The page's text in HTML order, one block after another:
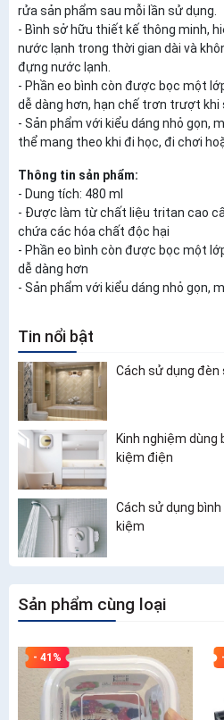
rửa sản phẩm sau mỗi lần sử dụng.
- Bình sở hữu thiết kế thông minh,
nước lạnh trong thời gian dài và
đựng nước lạnh.
- Phần eo bình còn được bọc một
dễ dàng hơn, hạn chế trơn trượt khi
- Sản phẩm với kiểu dáng nhỏ gọn,
thể mang theo khi đi học, đi chơi
Thông tin sản phẩm:
- Dung tích: 480 ml
- Được làm từ chất liệu tritan cao
chứa các hóa chất độc hại
- Phần eo bình còn được bọc một
dễ dàng hơn
- Sản phẩm với kiểu dáng nhỏ gọn,
Tin nổi bật
Cách sử dụng
Kinh nghiệm dùng
kiệm điện
Cách sử dụng
kiệm
Sản phẩm cùng loại
- 41%